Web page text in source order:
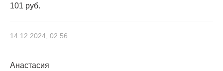
101 руб.
14.12.2024, 02:56
Анастасия